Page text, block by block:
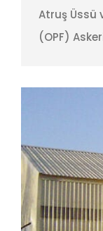
Atruş Üssü
(OPF)